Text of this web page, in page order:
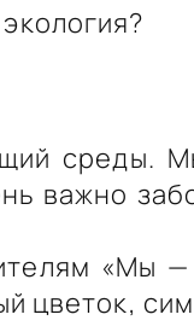
среды.
важно
«Мы —
цветок,